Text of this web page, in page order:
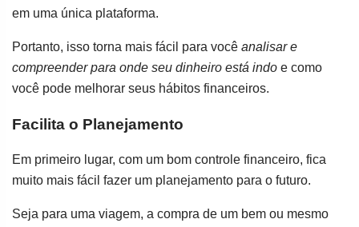
em uma única plataforma.
Portanto, isso torna mais fácil para você analisar e
compreender para onde seu dinheiro está indo e como
você pode melhorar seus hábitos financeiros.
Facilita o Planejamento
Em primeiro lugar, com um bom controle financeiro, fica
muito mais fácil fazer um planejamento para o futuro.
Seja para uma viagem, a compra de um bem ou mesmo